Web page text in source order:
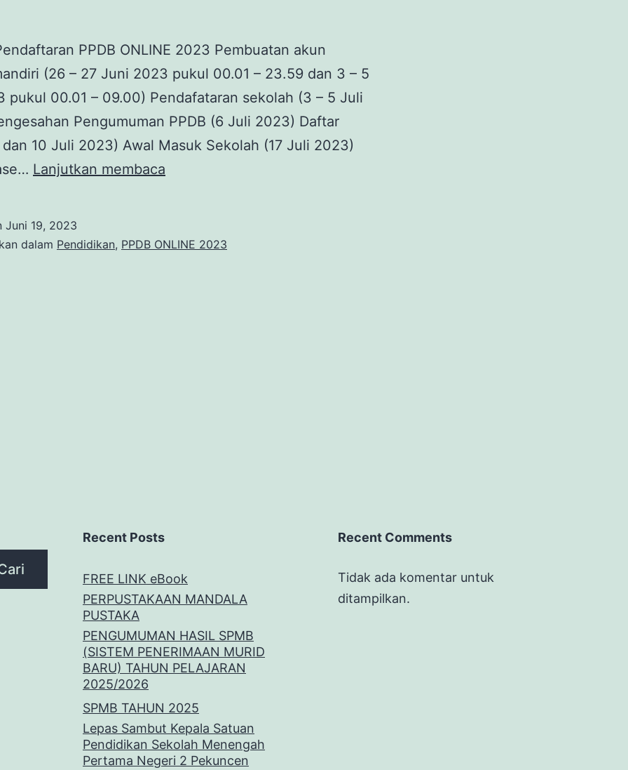
PPDB ONLINE 2023 Pembuatan akun
(26 – 27 Juni 2023 pukul 00.01 – 23.59 dan 3 – 5
pukul 00.01 – 09.00) Pendafataran sekolah (3 – 5 Juli
Pengumuman PPDB (6 Juli 2023) Daftar
10 Juli 2023) Awal Masuk Sekolah (17 Juli 2023)
Lanjutkan membaca
Pelajaran
Juni 19, 2023
dalam Pendidikan, PPDB ONLINE 2023
Recent Posts
FREE LINK eBook
PERPUSTAKAAN MANDALA
PUSTAKA
PENGUMUMAN HASIL SPMB
(SISTEM PENERIMAAN MURID
BARU) TAHUN PELAJARAN
2025/2026
SPMB TAHUN 2025
Lepas Sambut Kepala Satuan
Pendidikan Sekolah Menengah
Pertama Negeri 2 Pekuncen
Recent Comments
Tidak ada komentar untuk
ditampilkan.